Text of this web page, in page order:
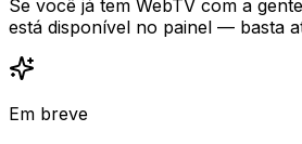
Se você já tem WebTV com a
está disponível no painel — basta
Em breve